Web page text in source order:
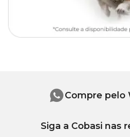
Compre pelo
Siga a Cobasi nas